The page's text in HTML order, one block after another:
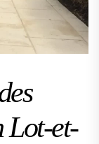
Lot-et-